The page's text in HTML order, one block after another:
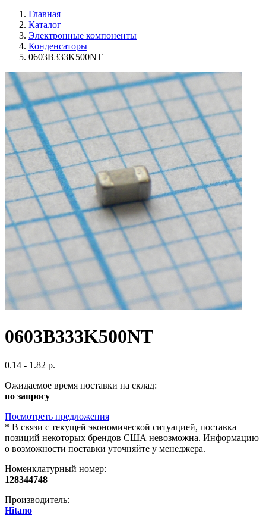
Главная
Каталог
Электронные компоненты
Конденсаторы
0603B333K500NT
0603B333K500NT
0.14 - 1.82 р.
Ожидаемое время поставки на склад:
по запросу
Посмотреть предложения
* В связи с текущей экономической ситуацией, поставка
позиций некоторых брендов США невозможна. Информацию
о возможности поставки уточняйте у менеджера.
Номенклатурный номер:
128344748
Производитель:
Hitano